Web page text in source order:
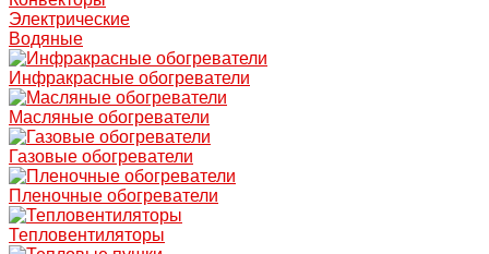
Электрические
Водяные
Инфракрасные обогреватели
Масляные обогреватели
Газовые обогреватели
Пленочные обогреватели
Тепловентиляторы